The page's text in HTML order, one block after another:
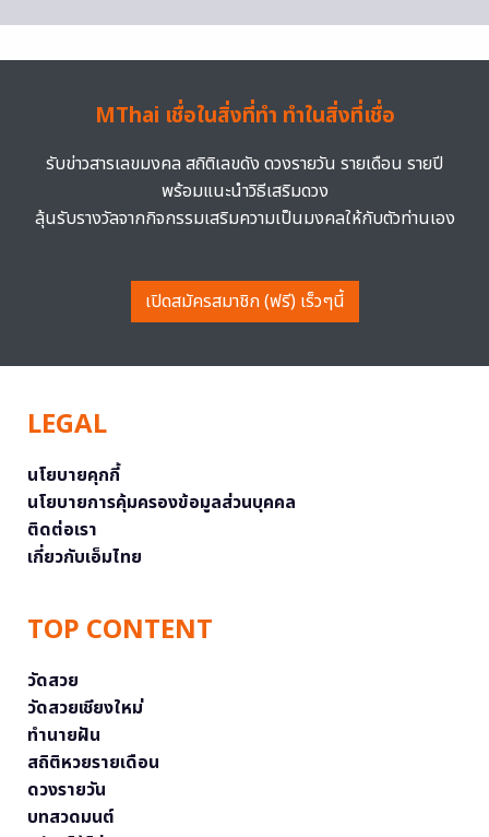
MThai เชื่อในสิ่งที่ทำ ทำในสิ่งที่เชื่อ
รับข่าวสารเลขมงคล สถิติเลขดัง ดวงรายวัน รายเดือน รายปี
พร้อมแนะนำวิธีเสริมดวง
ลุ้นรับรางวัลจากกิจกรรมเสริมความเป็นมงคลให้กับตัวท่านเอง
เปิดสมัครสมาชิก (ฟรี) เร็วๆนี้
LEGAL
นโยบายคุกกี้
นโยบายการคุ้มครองข้อมูลส่วนบุคคล
ติดต่อเรา
เกี่ยวกับเอ็มไทย
TOP CONTENT
วัดสวย
วัดสวยเชียงใหม่
ทำนายฝัน
สถิติหวยรายเดือน
ดวงรายวัน
บทสวดมนต์